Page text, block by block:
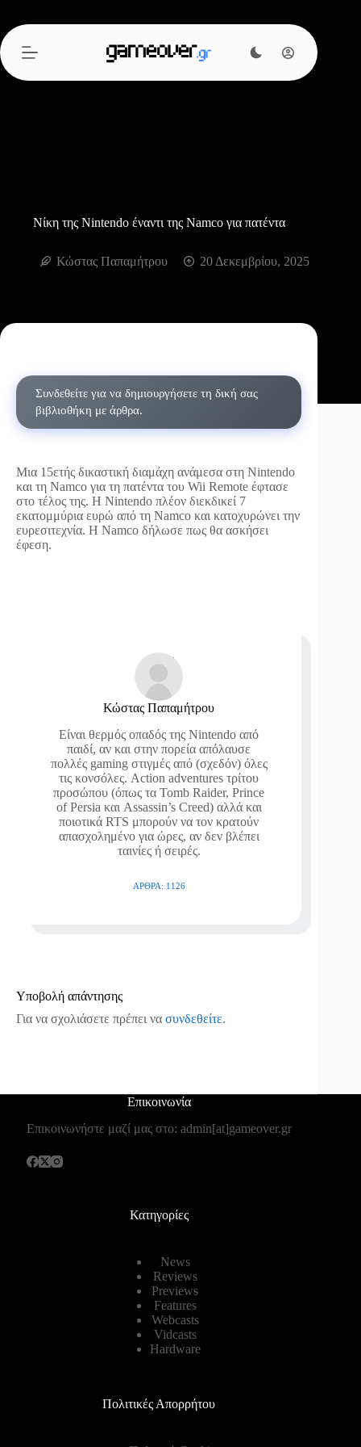
περιεχόμενο
Νίκη της Nintendo έναντι της Namco για πατέντα
Κώστας Παπαμήτρου 20 Δεκεμβρίου, 2025
Συνδεθείτε για να δημιουργήσετε τη δική σας
βιβλιοθήκη με άρθρα.
Μια 15ετής δικαστική διαμάχη ανάμεσα στη Nintendo
και τη Namco για τη πατέντα του Wii Remote έφτασε
στο τέλος της. Η Nintendo πλέον διεκδικεί 7
εκατομμύρια ευρώ από τη Namco και κατοχυρώνει την
ευρεσιτεχνία. Η Namco δήλωσε πως θα ασκήσει
έφεση.
Κώστας Παπαμήτρου
Είναι θερμός οπαδός της Nintendo από
παιδί, αν και στην πορεία απόλαυσε
πολλές gaming στιγμές από (σχεδόν) όλες
τις κονσόλες. Action adventures τρίτου
προσώπου (όπως τα Tomb Raider, Prince
of Persia και Assassin’s Creed) αλλά και
ποιοτικά RTS μπορούν να τον κρατούν
απασχολημένο για ώρες, αν δεν βλέπει
ταινίες ή σειρές.
ΆΡΘΡΑ: 1126
Υποβολή απάντησης
Για να σχολιάσετε πρέπει να συνδεθείτε.
Επικοινωνία
Επικοινωνήστε μαζί μας στο: admin[at]gameover.gr
Κατηγορίες
News
Reviews
Previews
Features
Webcasts
Vidcasts
Hardware
Πολιτικές Απορρήτου